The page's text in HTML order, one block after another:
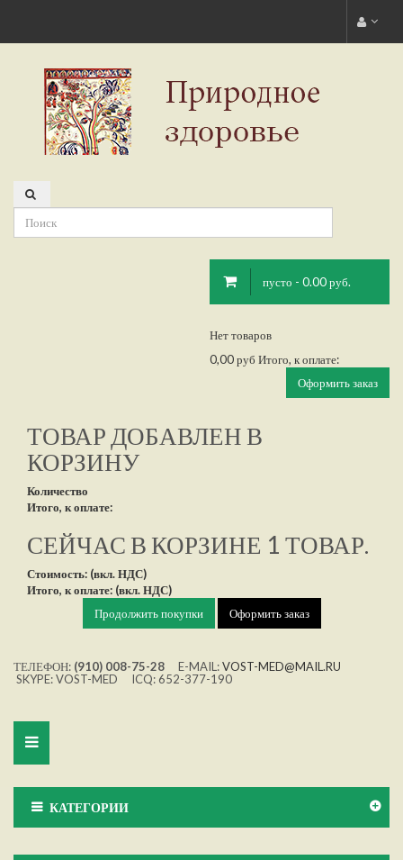
пусто - 0.00 руб.
Нет товаров
0,00 руб Итого, к оплате:
Оформить заказ
ТОВАР ДОБАВЛЕН В
КОРЗИНУ
Количество
Итого, к оплате:
СЕЙЧАС В КОРЗИНЕ 1 ТОВАР.
Стоимость: (вкл. НДС)
Итого, к оплате: (вкл. НДС)
Продолжить покупки
Оформить заказ
ТЕЛЕФОН: (910) 008-75-28 E-MAIL:VOST-MED@MAIL.RU
SKYPE: VOST-MED ICQ: 652-377-190
Toggle
КАТЕГОРИИ